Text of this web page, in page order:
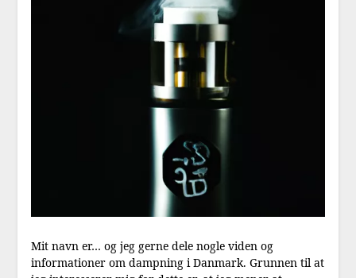
Mit navn er… og jeg gerne dele nogle viden og
informationer om dampning i Danmark. Grunnen til at